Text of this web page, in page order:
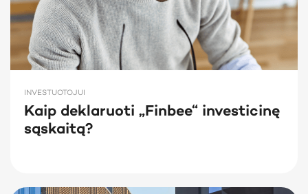
INVESTUOTOJUI
Kaip deklaruoti „Finbee“ investicinę
sąskaitą?